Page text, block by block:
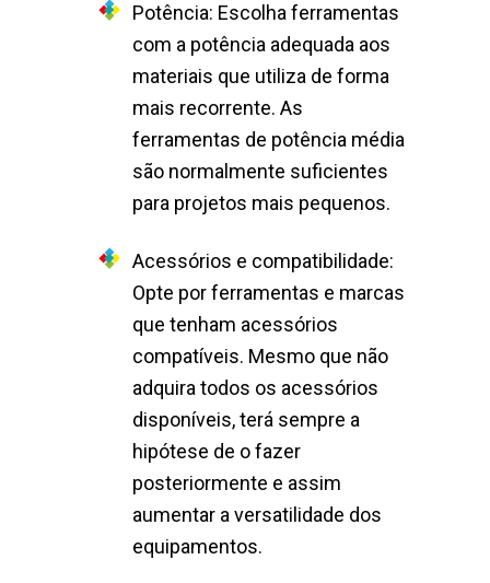
Potência: Escolha ferramentas
com a potência adequada aos
materiais que utiliza de forma
mais recorrente. As
ferramentas de potência média
são normalmente suficientes
para projetos mais pequenos.
Acessórios e compatibilidade:
Opte por ferramentas e marcas
que tenham acessórios
compatíveis. Mesmo que não
adquira todos os acessórios
disponíveis, terá sempre a
hipótese de o fazer
posteriormente e assim
aumentar a versatilidade dos
equipamentos.